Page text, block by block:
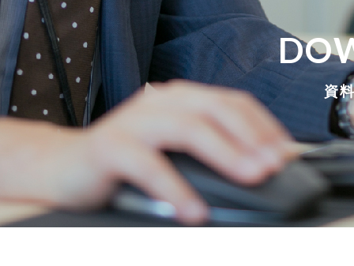
データ管理システム
SOLIDWORKS PDM
資